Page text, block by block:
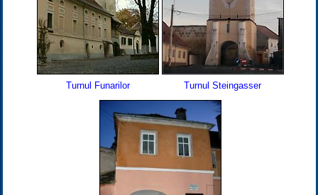
Turnul Funarilor Turnul Steingasser